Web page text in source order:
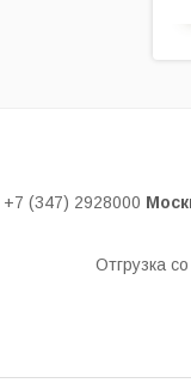
+7 (347) 2928000
Отгрузка